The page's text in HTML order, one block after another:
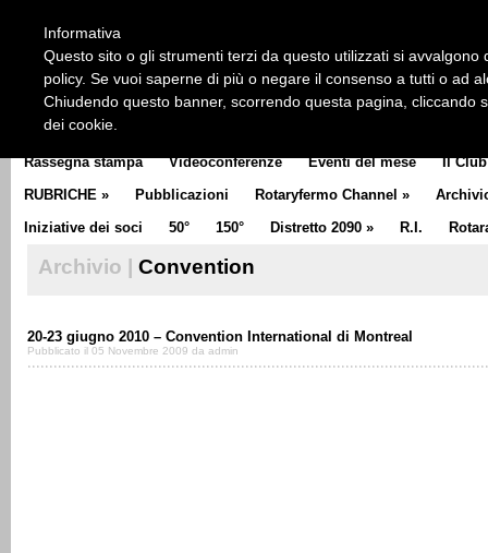
CLUB COMMUNICATOR
Rassegna stampa Videoconferenze Eventi del mese Il Club
RUBRICHE » Pubblicazioni Rotaryfermo Channel »
Iniziative dei soci
50° 150° Distretto 2090 » R.I.
Archivio | Convention
20-23 giugno 2010 – Convention International di Montreal
Pubblicato il 05 Novembre 2009 da admin
Informativa
Questo sito o gli strumenti terzi da questo utilizzati si
policy. Se vuoi saperne di più o negare il consenso a tutti o ad
Chiudendo questo banner, scorrendo questa pagina, cliccando
dei cookie.